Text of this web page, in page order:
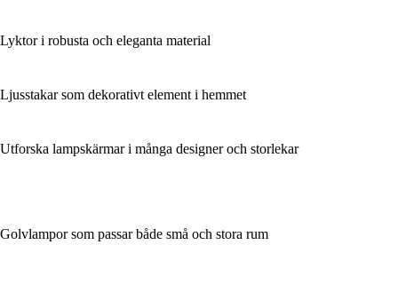
Lyktor i robusta och eleganta material
Ljusstakar som dekorativt element i hemmet
Utforska lampskärmar i många designer och storlekar
Golvlampor som passar både små och stora rum